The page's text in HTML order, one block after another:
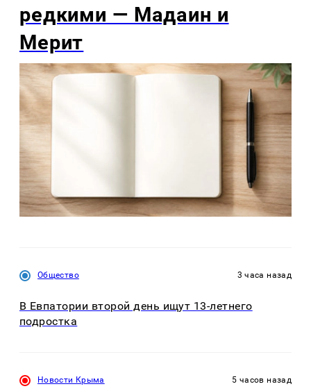
редкими — Мадаин и
Мерит
Общество 3 часа назад
В Евпатории второй день ищут 13-летнего
подростка
Новости Крыма 5 часов назад